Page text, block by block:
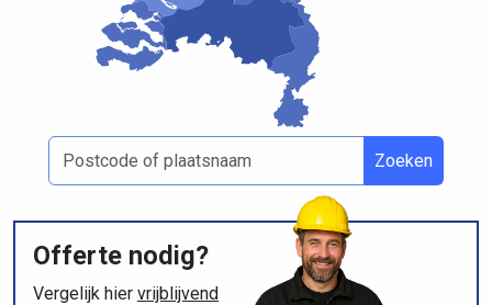
Zoeken
Offerte nodig?
Vergelijk hier vrijblijvend